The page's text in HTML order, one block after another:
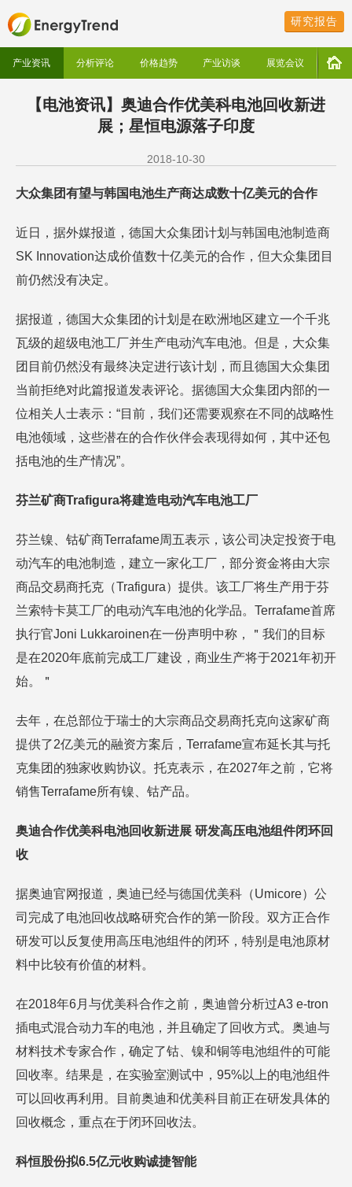
研究报告
产业资讯 分析评论 价格趋势 产业访谈 展览会议
【电池资讯】奥迪合作优美科电池回收新进
展；星恒电源落子印度
2018-10-30
大众集团有望与韩国电池生产商达成数十亿美元的合作
近日，据外媒报道，德国大众集团计划与韩国电池制造商
SK Innovation达成价值数十亿美元的合作，但大众集团目
前仍然没有决定。
据报道，德国大众集团的计划是在欧洲地区建立一个千兆
瓦级的超级电池工厂并生产电动汽车电池。但是，大众集
团目前仍然没有最终决定进行该计划，而且德国大众集团
当前拒绝对此篇报道发表评论。据德国大众集团内部的一
位相关人士表示：“目前，我们还需要观察在不同的战略性
电池领域，这些潜在的合作伙伴会表现得如何，其中还包
括电池的生产情况”。
芬兰矿商Trafigura将建造电动汽车电池工厂
芬兰镍、钴矿商Terrafame周五表示，该公司决定投资于电
动汽车的电池制造，建立一家化工厂，部分资金将由大宗
商品交易商托克（Trafigura）提供。该工厂将生产用于芬
兰索特卡莫工厂的电动汽车电池的化学品。Terrafame首席
执行官Joni Lukkaroinen在一份声明中称，＂我们的目标
是在2020年底前完成工厂建设，商业生产将于2021年初开
始。＂
去年，在总部位于瑞士的大宗商品交易商托克向这家矿商
提供了2亿美元的融资方案后，Terrafame宣布延长其与托
克集团的独家收购协议。托克表示，在2027年之前，它将
销售Terrafame所有镍、钴产品。
奥迪合作优美科电池回收新进展 研发高压电池组件闭环回
收
据奥迪官网报道，奥迪已经与德国优美科（Umicore）公
司完成了电池回收战略研究合作的第一阶段。双方正合作
研发可以反复使用高压电池组件的闭环，特别是电池原材
料中比较有价值的材料。
在2018年6月与优美科合作之前，奥迪曾分析过A3 e-tron
插电式混合动力车的电池，并且确定了回收方式。奥迪与
材料技术专家合作，确定了钴、镍和铜等电池组件的可能
回收率。结果是，在实验室测试中，95%以上的电池组件
可以回收再利用。目前奥迪和优美科目前正在研发具体的
回收概念，重点在于闭环回收法。
科恒股份拟6.5亿元收购诚捷智能